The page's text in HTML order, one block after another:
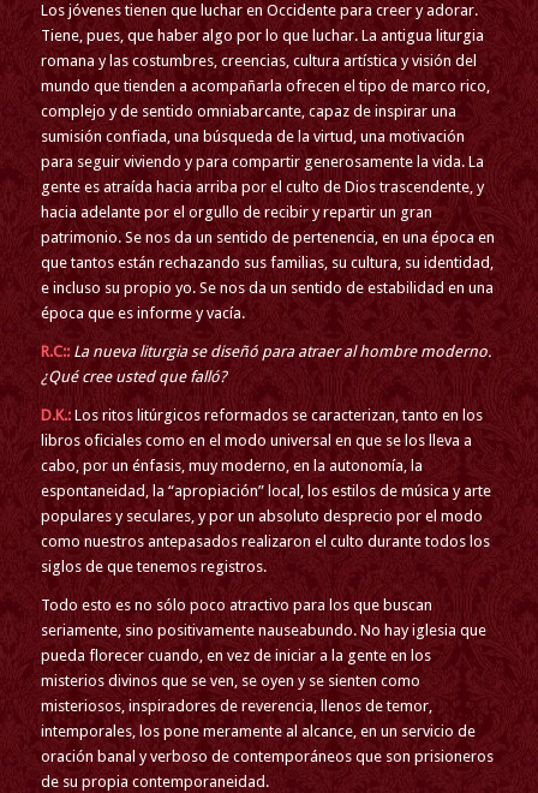
Los jóvenes tienen que luchar en Occidente para creer y adorar.
Tiene, pues, que haber algo por lo que luchar. La antigua liturgia
romana y las costumbres, creencias, cultura artística y visión del
mundo que tienden a acompañarla ofrecen el tipo de marco rico,
complejo y de sentido omniabarcante, capaz de inspirar una
sumisión confiada, una búsqueda de la virtud, una motivación
para seguir viviendo y para compartir generosamente la vida. La
gente es atraída hacia arriba por el culto de Dios trascendente, y
hacia adelante por el orgullo de recibir y repartir un gran
patrimonio. Se nos da un sentido de pertenencia, en una época en
que tantos están rechazando sus familias, su cultura, su identidad,
e incluso su propio yo. Se nos da un sentido de estabilidad en una
época que es informe y vacía.
R.C:: La nueva liturgia se diseñó para atraer al hombre moderno.
¿Qué cree usted que falló?
D.K.: Los ritos litúrgicos reformados se caracterizan, tanto en los
libros oficiales como en el modo universal en que se los lleva a
cabo, por un énfasis, muy moderno, en la autonomía, la
espontaneidad, la “apropiación” local, los estilos de música y arte
populares y seculares, y por un absoluto desprecio por el modo
como nuestros antepasados realizaron el culto durante todos los
siglos de que tenemos registros.
Todo esto es no sólo poco atractivo para los que buscan
seriamente, sino positivamente nauseabundo. No hay iglesia que
pueda florecer cuando, en vez de iniciar a la gente en los
misterios divinos que se ven, se oyen y se sienten como
misteriosos, inspiradores de reverencia, llenos de temor,
intemporales, los pone meramente al alcance, en un servicio de
oración banal y verboso de contemporáneos que son prisioneros
de su propia contemporaneidad.